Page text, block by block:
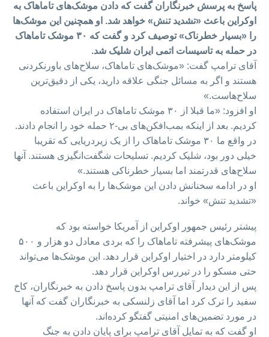
پاسخ به پرسش خبرنگاران گفت که دادن موشک‌های تاماهاک به
اوکراین باعث «تشدید تنش» خواهد شد. او همچنین این موشک‌ها
را «بسیار خطرناک» توصیف کرد و گفت که ۳۰ موشک تاماهاک
در حمله به تاسیسات اتمی ایران شلیک شد.
آقای ترامپ گفت: «موشک‌های تاماهاک، سلاح‌های باورنکردنی
هستند و اگر به مسائل جنگی علاقه دارید،‌ یکی از دقیق‌ترین
سلاح‌هاست.»
او افزود: «ما قبلا از ۳۰ موشک تاماهاک در ایران استفاده
کردیم. بعد از اینکه بمب‌افکن‌های بی-۲ حمله خود را انجام دادند.
در واقع ما ۳۰ موشک تاماهاک را از یک زیردریایی که تقریبا
خیلی دور بود،‌ شلیک کردیم. تسلیحات شگفت‌انگیزی هستند. آنها
سلاح‌های قدرتمند اما بسیار خطرناکی هستند.»
او در ادامه سخنانش دادن این موشک‎‌ها را به اوکراین باعث
«تشدید تنش» خواند.
پیشتر رئیس جمهور اوکراین از آمریکا خواسته بود که
موشک‌های پیشرفته تاماهاک را که بردی معادل دو هزار و ۵۰۰
کیلومتر دارد در اختیار اوکراین قرار دهد. این موشک‌ها می‌تواند
حتی مسکو را در تیررس اوکراین قرار دهد.
پس از این دیدار آقای ترامپ بدون پاسخ دادن به خبرنگاران،‌ کاخ
سفید را ترک کرد اما آقای زلنسکی به خبرنگاران گفت که آنها
در مورد تضمین‌های امنیتی گفتگو کرده‌اند.
او گفت که به تمایل آقای ترامپ برای پایان دادن به جنگ